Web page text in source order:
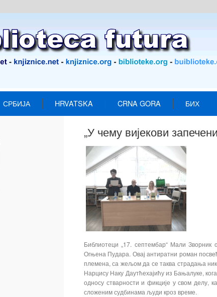
СРБИЈА HRVATSKA CRNA GORA БИХ
„У чему вијекови
Библиотеци „17. септембар“ Мали Зворник
Огњена Пудара. Овај антиратни роман
племена, са жељом да се таква страдања
Нарцису Наку Даутћехајићу из Бањалуке,
односу стварности и фикције у свом делу,
сложеним судбинама људи кроз време.